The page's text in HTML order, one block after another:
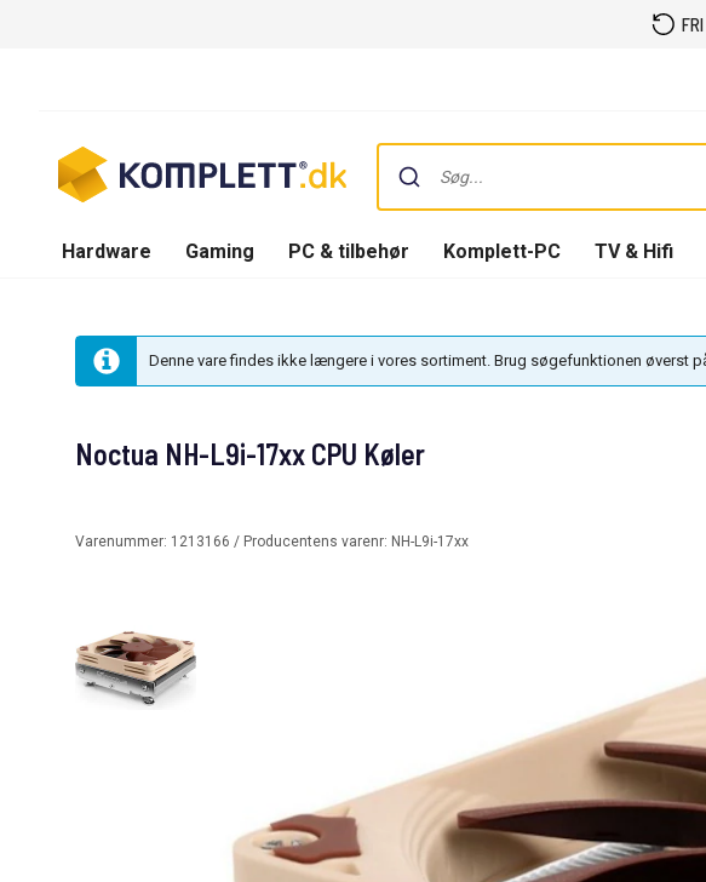
Hardware Gaming PC & tilbehør Komplett-PC TV & Hifi
Denne vare findes ikke længere i vores sortiment. Brug søgefunktionen øverst
Noctua NH-L9i-17xx CPU Køler
Varenummer: 1213166 / Producentens varenr: NH-L9i-17xx